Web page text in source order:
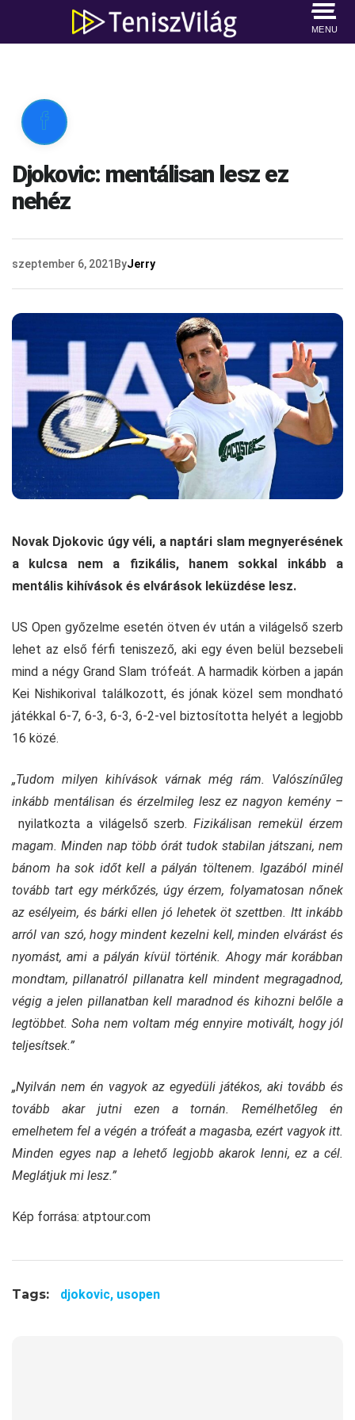
MENU

Djokovic: mentálisan lesz ez
nehéz
szeptember 6, 2021 ByJerry
Novak Djokovic úgy véli, a naptári slam megnyerésének
a kulcsa nem a fizikális, hanem sokkal inkább a
mentális kihívások és elvárások leküzdése lesz.
US Open győzelme esetén ötven év után a világelső szerb
lehet az első férfi teniszező, aki egy éven belül bezsebeli
mind a négy Grand Slam trófeát. A harmadik körben a japán
Kei Nishikorival találkozott, és jónak közel sem mondható
játékkal 6-7, 6-3, 6-3, 6-2-vel biztosította helyét a legjobb
16 közé.
„Tudom milyen kihívások várnak még rám. Valószínűleg
inkább mentálisan és érzelmileg lesz ez nagyon kemény –
nyilatkozta a világelső szerb. Fizikálisan remekül érzem
magam. Minden nap több órát tudok stabilan játszani, nem
bánom ha sok időt kell a pályán töltenem. Igazából minél
tovább tart egy mérkőzés, úgy érzem, folyamatosan nőnek
az esélyeim, és bárki ellen jó lehetek öt szettben. Itt inkább
arról van szó, hogy mindent kezelni kell, minden elvárást és
nyomást, ami a pályán kívül történik. Ahogy már korábban
mondtam, pillanatról pillanatra kell mindent megragadnod,
végig a jelen pillanatban kell maradnod és kihozni belőle a
legtöbbet. Soha nem voltam még ennyire motivált, hogy jól
teljesítsek.”
„Nyilván nem én vagyok az egyedüli játékos, aki tovább és
tovább akar jutni ezen a tornán. Remélhetőleg én
emelhetem fel a végén a trófeát a magasba, ezért vagyok itt.
Minden egyes nap a lehető legjobb akarok lenni, ez a cél.
Meglátjuk mi lesz.”
Kép forrása: atptour.com
Tags: djokovic, usopen